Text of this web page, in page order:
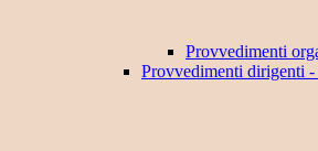
Provvedimenti
Provvedimenti dirigenti